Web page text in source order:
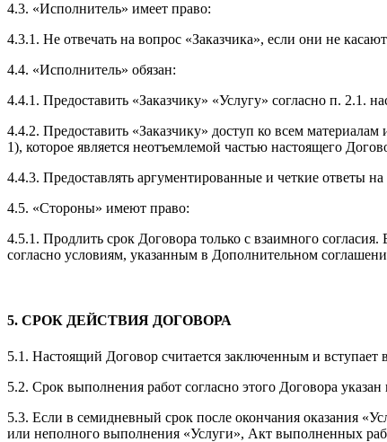
4.3. «Исполнитель» имеет право:
4.3.1. Не отвечать на вопрос «Заказчика», если они не
4.4. «Исполнитель» обязан:
4.4.1. Предоставить «Заказчику» «Услугу» согласно п. 2.1.
4.4.2. Предоставить «Заказчику» доступ ко всем
1), которое является неотъемлемой частью настоящего
4.4.3. Предоставлять аргументированные и четкие ответы
4.5. «Стороны» имеют право:
4.5.1. Продлить срок Договора только с взаимного
согласно условиям, указанным в Дополнительном
5. СРОК ДЕЙСТВИЯ ДОГОВОРА
5.1. Настоящий Договор считается заключенным и
5.2. Срок выполнения работ согласно этого Договора
5.3. Если в семидневный срок после окончания оказания
или неполного выполнения «Услуги», Акт выполненных